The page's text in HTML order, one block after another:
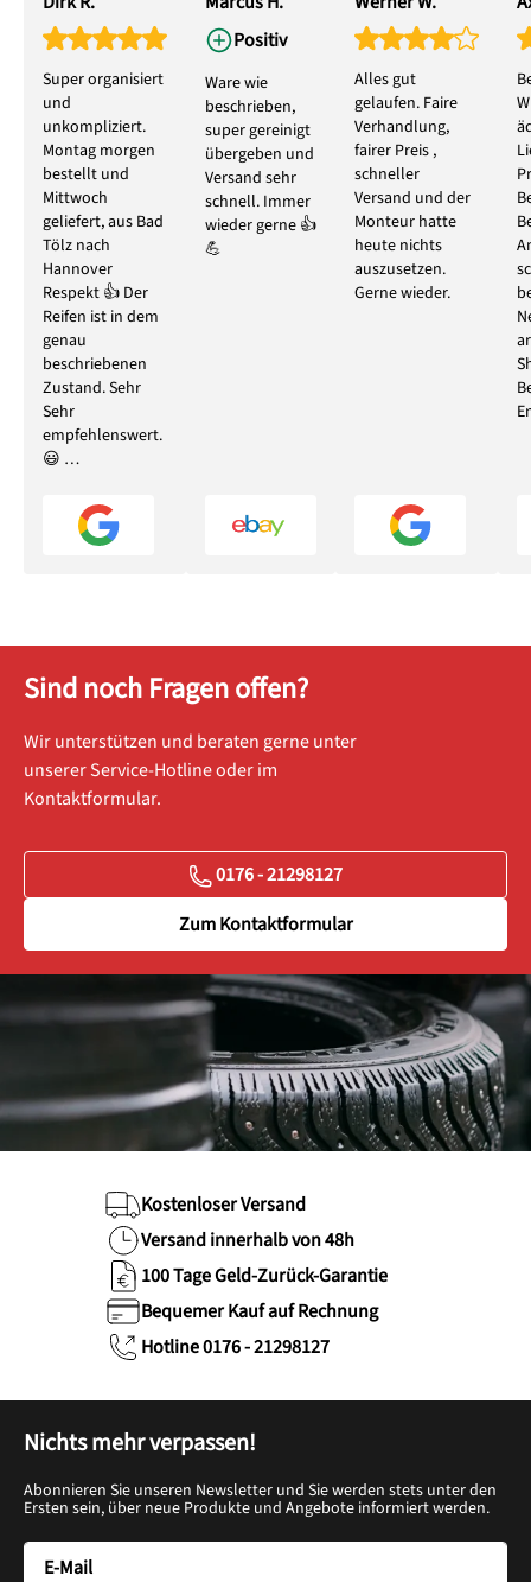
Super organisiert
und
unkompliziert.
Montag morgen
bestellt und
Mittwoch
geliefert, aus Bad
Tölz nach
Hannover
Respekt 👍 Der
Reifen ist in dem
genau
beschriebenen
Zustand. Sehr
Sehr
empfehlenswert.
😃 …
Positiv
Ware wie
beschrieben,
super gereinigt
übergeben und
Versand sehr
schnell. Immer
wieder gerne 👍
💪
Alles gut
gelaufen. Faire
Verhandlung,
fairer Preis ,
schneller
Versand und der
Monteur hatte
heute nichts
auszusetzen.
Gerne wieder.
Sind noch Fragen offen?
Wir unterstützen und beraten gerne unter
unserer Service-Hotline oder im
Kontaktformular.
0176 - 21298127
Zum Kontaktformular
Kostenloser Versand
Versand innerhalb von 48h
100 Tage Geld-Zurück-Garantie
Bequemer Kauf auf Rechnung
Hotline 0176 - 21298127
Nichts mehr verpassen!
Abonnieren Sie unseren Newsletter und Sie werden stets unter den
Ersten sein, über neue Produkte und Angebote informiert werden.